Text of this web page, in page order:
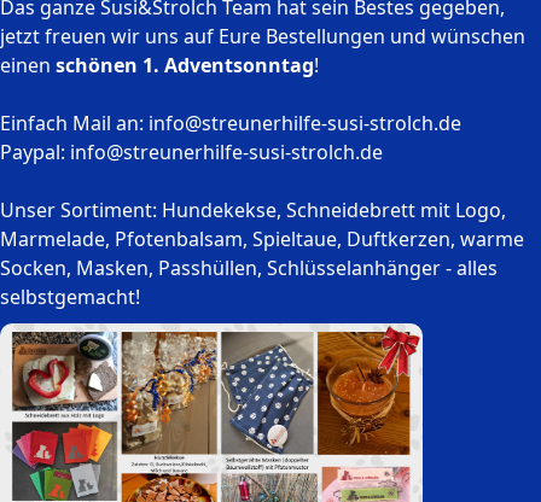
Das ganze Susi&Strolch Team hat sein Bestes gegeben,
jetzt freuen wir uns auf Eure Bestellungen und wünschen
einen schönen 1. Adventsonntag!
Einfach Mail an: info@streunerhilfe-susi-strolch.de
Paypal: info@streunerhilfe-susi-strolch.de
Unser Sortiment: Hundekekse, Schneidebrett mit Logo,
Marmelade, Pfotenbalsam, Spieltaue, Duftkerzen, warme
Socken, Masken, Passhüllen, Schlüsselanhänger - alles
selbstgemacht!